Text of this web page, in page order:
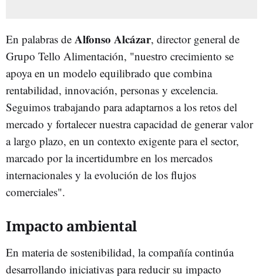
En palabras de Alfonso Alcázar, director general de
Grupo Tello Alimentación, "nuestro crecimiento se
apoya en un modelo equilibrado que combina
rentabilidad, innovación, personas y excelencia.
Seguimos trabajando para adaptarnos a los retos del
mercado y fortalecer nuestra capacidad de generar valor
a largo plazo, en un contexto exigente para el sector,
marcado por la incertidumbre en los mercados
internacionales y la evolución de los flujos
comerciales".
Impacto ambiental
En materia de sostenibilidad, la compañía continúa
desarrollando iniciativas para reducir su impacto